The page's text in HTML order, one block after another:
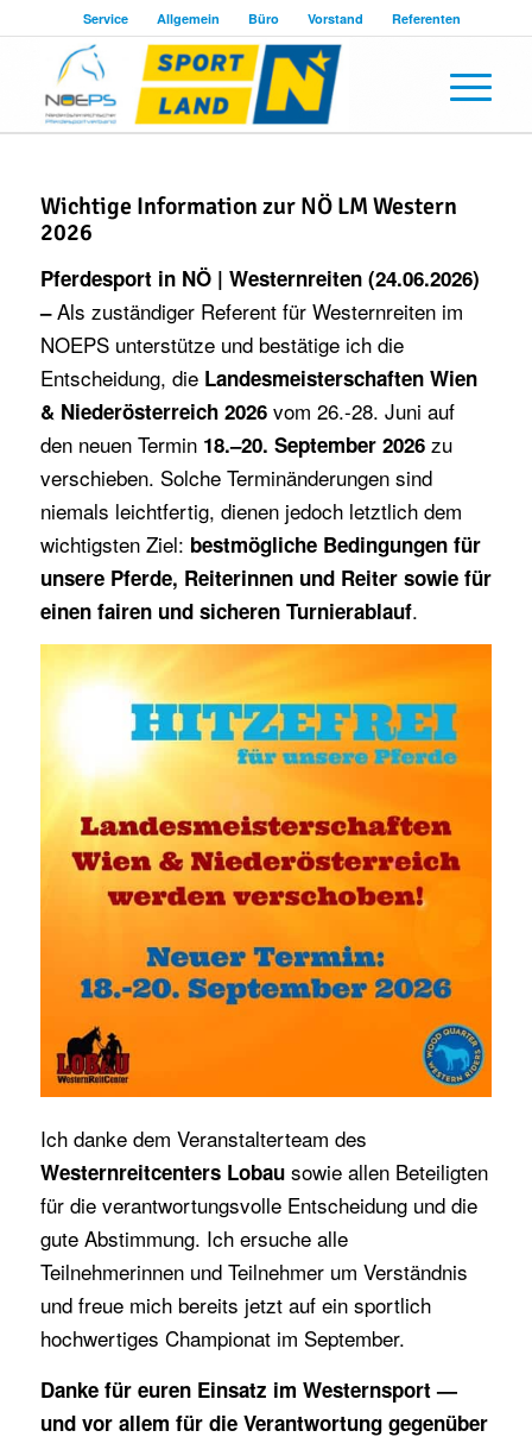
Service Allgemein Büro Vorstand Referenten
Wichtige Information zur NÖ LM Western
2026
Pferdesport in NÖ | Westernreiten (24.06.2026)
–Als zuständiger Referent für Westernreiten im
NOEPS unterstütze und bestätige ich die
Entscheidung, die Landesmeisterschaften Wien
& Niederösterreich 2026vom 26.-28. Juni auf
den neuen Termin 18.–20. September 2026zu
verschieben. Solche Terminänderungen sind
niemals leichtfertig, dienen jedoch letztlich dem
wichtigsten Ziel: bestmögliche Bedingungen für
unsere Pferde, Reiterinnen und Reiter sowie für
einen fairen und sicheren Turnierablauf.
Ich danke dem Veranstalterteam des
Westernreitcenters Lobausowie allen Beteiligten
für die verantwortungsvolle Entscheidung und die
gute Abstimmung. Ich ersuche alle
Teilnehmerinnen und Teilnehmer um Verständnis
und freue mich bereits jetzt auf ein sportlich
hochwertiges Championat im September.
Danke für euren Einsatz im Westernsport —
und vor allem für die Verantwortung gegenüber